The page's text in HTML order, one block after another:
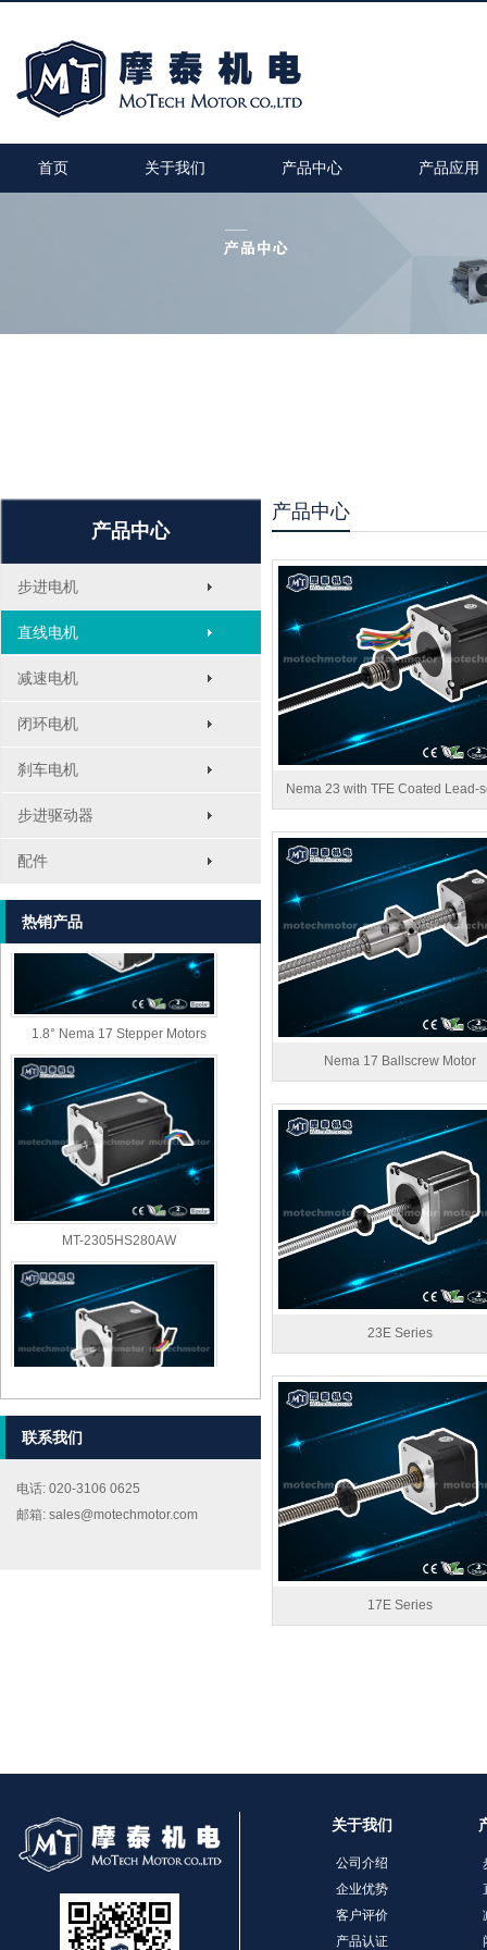
首页 关于我们 产品中心 产品应用
产品中心
步进电机
直线电机
减速电机
闭环电机
刹车电机
步进驱动器
配件
热销产品
MT-1705HS200A
1.8° Nema 17 Stepper Motors
MT-2305HS280AW
MT-2303HS280AW
MT-1703HS168A
联系我们
电话: 020-3106 0625
邮箱: sales@motechmotor.com
产品中心
Nema 23 with TFE Coated Lead-
Nema 17 Ballscrew Motor
23E Series
17E Series
关于我们
公司介绍
企业优势
客户评价
产品认证